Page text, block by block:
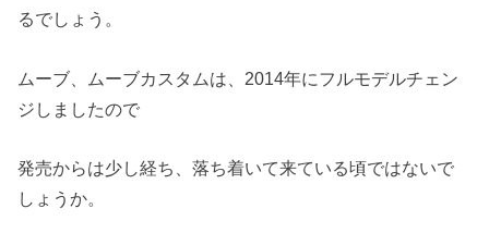
るでしょう。
ムーブ、ムーブカスタムは、2014年にフルモデルチェン
ジしましたので
発売からは少し経ち、落ち着いて来ている頃ではないで
しょうか。